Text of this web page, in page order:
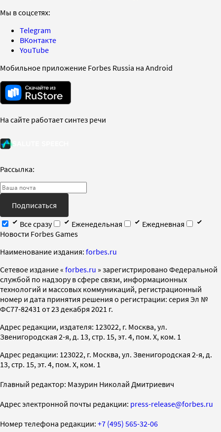
Мы в соцсетях:
Telegram
ВКонтакте
YouTube
Мобильное приложение Forbes Russia на Android
На сайте работает синтез речи
Рассылка:
Подписаться
Все сразу
Еженедельная
Ежедневная
Новости Forbes Games
Наименование издания: forbes.ru
Cетевое издание « forbes.ru » зарегистрировано Федеральной
службой по надзору в сфере связи, информационных
технологий и массовых коммуникаций, регистрационный
номер и дата принятия решения о регистрации: серия Эл №
ФС77-82431 от 23 декабря 2021 г.
Адрес редакции, издателя: 123022, г. Москва, ул.
Звенигородская 2-я, д. 13, стр. 15, эт. 4, пом. X, ком. 1
Адрес редакции: 123022, г. Москва, ул. Звенигородская 2-я, д.
13, стр. 15, эт. 4, пом. X, ком. 1
Главный редактор: Мазурин Николай Дмитриевич
Адрес электронной почты редакции: press-release@forbes.ru
Номер телефона редакции: +7 (495) 565-32-06